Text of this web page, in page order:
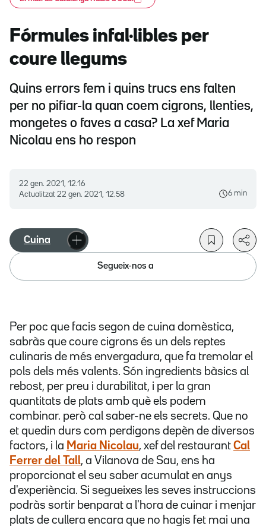
Fórmules infal·libles per
coure llegums
Quins errors fem i quins trucs ens falten
per no pifiar-la quan coem cigrons, llenties,
mongetes o faves a casa? La xef Maria
Nicolau ens ho respon
22 gen. 2021, 12.16
Actualitzat 22 gen. 2021, 12.58 6 min
Cuina
Segueix-nos a
Per poc que facis segon de cuina domèstica,
sabràs que coure cigrons és un dels reptes
culinaris de més envergadura, que fa tremolar el
pols dels més valents. Són ingredients bàsics al
rebost, per preu i durabilitat, i per la gran
quantitats de plats amb què els podem
combinar. però cal saber-ne els secrets. Que no
et quedin durs com perdigons depèn de diversos
factors, i la Maria Nicolau, xef del restaurant Cal
Ferrer del Tall, a Vilanova de Sau, ens ha
proporcionat el seu saber acumulat en anys
d'experiència. Si segueixes les seves instruccions
podràs sortir benparat a l'hora de cuinar i menjar
plats de cullera encara que no hagis fet mai una